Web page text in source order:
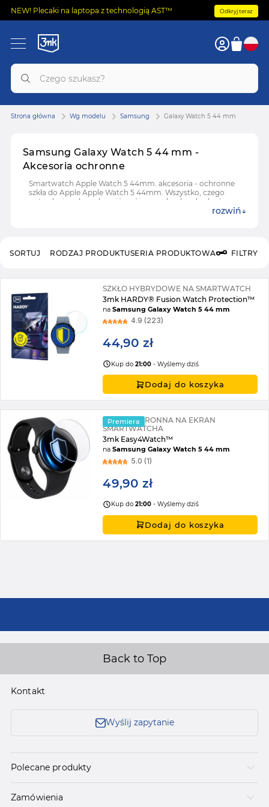
NEW! Plecaki na laptopa z technologią AST™ Odkryj teraz
Samsung Galaxy Watch 5 44 mm -
Akcesoria ochronne
Smartwatch Apple Watch 5 44mm. akcesoria - ochronne
szkła do Apple Apple Watch 5 44mm. Wszystko, czego
potrzebujesz, by uchronić swój zegarek od uszkodzeń.
rozwiń
Strona główna Wg modelu Samsung Galaxy Watch 5 44 mm
RODZAJ PRODUKTUSERIA PRODUKTOWA FILTRY
SORTUJ
SZKŁO HYBRYDOWE NA SMARTWATCH
3mk HARDY® Fusion Watch Protection™
naSamsung Galaxy Watch 5 44 mm
4.9 (223)
44,90 zł
Kup do21:00 - Wyślemy dziś
Dodaj do koszyka
Premiera
FOLIA OCHRONNA NA EKRAN
SMARTWATCHA
3mk Easy4Watch™
naSamsung Galaxy Watch 5 44 mm
5.0 (1)
49,90 zł
Kup do21:00 - Wyślemy dziś
Dodaj do koszyka
Back to Top
Kontakt
Wyślij zapytanie
Polecane produkty
Zamówienia